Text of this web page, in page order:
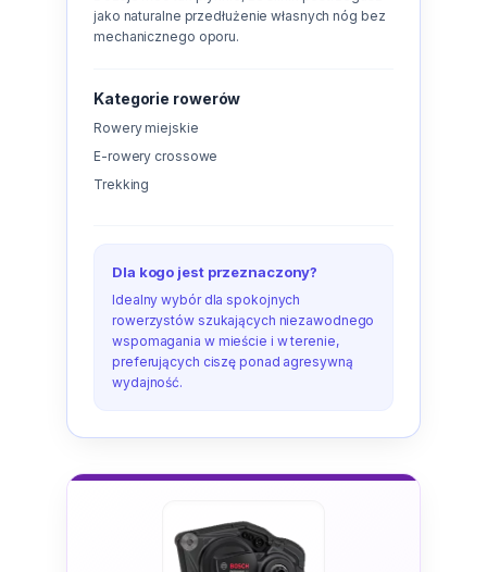
jako naturalne przedłużenie własnych nóg bez
mechanicznego oporu.
Kategorie rowerów
Rowery miejskie
E-rowery crossowe
Trekking
Dla kogo jest przeznaczony?
Idealny wybór dla spokojnych
rowerzystów szukających niezawodnego
wspomagania w mieście i w terenie,
preferujących ciszę ponad agresywną
wydajność.